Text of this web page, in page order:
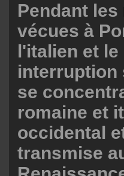
Pendant
vécues à
l'italien et
interruption
se
romaine et
occidental
transmise